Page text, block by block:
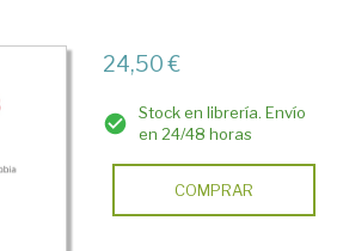
24,50 €
Stock en librería. Envío
en 24/48 horas
COMPRAR